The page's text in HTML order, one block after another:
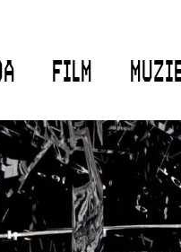
FILM
& contact